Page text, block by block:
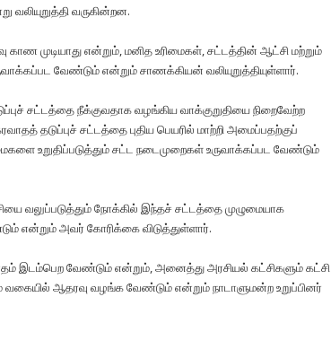
வருகின்றன.
முடியாது என்றும், மனித உரிமைகள், சட்டத்தின் ஆட்சி மற்றும்
வேண்டும் என்றும் சாணக்கியன் வலியுறுத்தியுள்ளார்.
சட்டத்தை நீக்குவதாக வழங்கிய வாக்குறுதியை நிறைவேற்ற
தடுப்புச் சட்டத்தை புதிய பெயரில் மாற்றி அமைப்பதற்குப்
உறுதிப்படுத்தும் சட்ட நடைமுறைகள் உருவாக்கப்பட வேண்டும்
வலுப்படுத்தும் நோக்கில் இந்தச் சட்டத்தை முழுமையாக
என்றும் அவர் கோரிக்கை விடுத்துள்ளார்.
இடம்பெற வேண்டும் என்றும், அனைத்து அரசியல் கட்சிகளும் கட்சி
வகையில் ஆதரவு வழங்க வேண்டும் என்றும் நாடாளுமன்ற உறுப்பினர்